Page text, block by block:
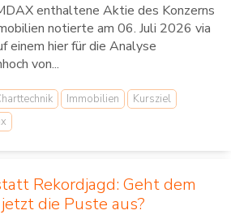
enthaltene Aktie des Konzerns
notierte am 06. Juli 2026 via
einem hier für die Analyse
von...
Immobilien
Kursziel
Rekordjagd: Geht dem
die Puste aus?